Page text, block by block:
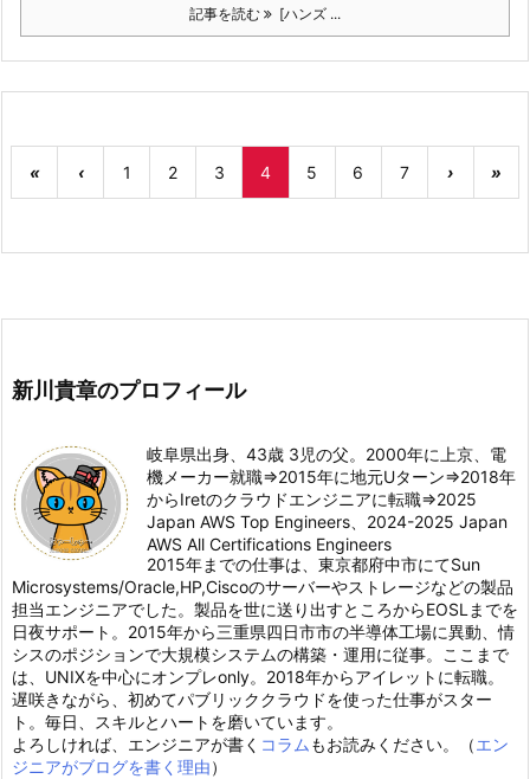
記事を読む [ハンズ ...
« ‹ 1 2 3 4 5 6 7 › »
新川貴章のプロフィール
岐阜県出身、43歳 3児の父。2000年に上京、電
機メーカー就職⇒2015年に地元Uターン⇒2018年
からIretのクラウドエンジニアに転職⇒2025
Japan AWS Top Engineers、2024-2025 Japan
AWS All Certifications Engineers
2015年までの仕事は、東京都府中市にてSun
Microsystems/Oracle,HP,Ciscoのサーバーやストレージなどの製品
担当エンジニアでした。製品を世に送り出すところからEOSLまでを
日夜サポート。2015年から三重県四日市市の半導体工場に異動、情
シスのポジションで大規模システムの構築・運用に従事。ここまで
は、UNIXを中心にオンプレonly。2018年からアイレットに転職。
遅咲きながら、初めてパブリッククラウドを使った仕事がスター
ト。毎日、スキルとハートを磨いています。
よろしければ、エンジニアが書く コラム もお読みください。（エン
ジニアがブログを書く理由）